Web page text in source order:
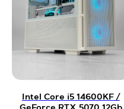
Intel Core i5 14600KF /